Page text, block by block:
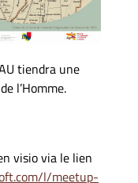
tiendra une
l’Homme.
visio via le lien
l/meetup-